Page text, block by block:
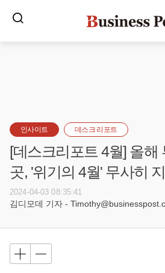
인사이트 데스크 리포트
[데스크리포트 4월] 올해
곳, '위기의 4월' 무사히
2024-04-03 08:35:41
김디모데 기자 -